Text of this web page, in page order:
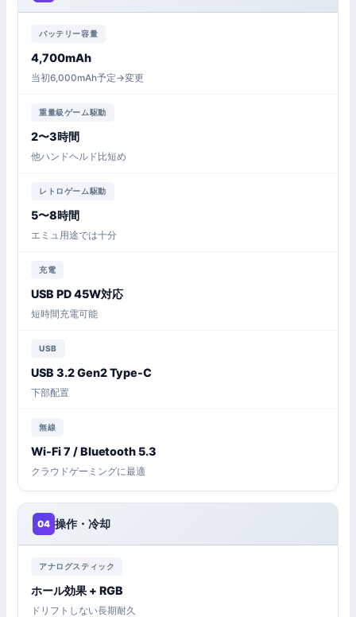
バッテリー容量
4,700mAh
当初6,000mAh予定→変更
重量級ゲーム駆動
2〜3時間
他ハンドヘルド比短め
レトロゲーム駆動
5〜8時間
エミュ用途では十分
充電
USB PD 45W対応
短時間充電可能
USB
USB 3.2 Gen2 Type-C
下部配置
無線
Wi-Fi 7 / Bluetooth 5.3
クラウドゲーミングに最適
04 操作・冷却
アナログスティック
ホール効果 + RGB
ドリフトしない長期耐久